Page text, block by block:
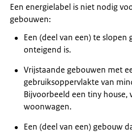
Een energielabel is niet nodig
gebouwen:
Een (deel van een) te slopen
onteigend is.
Vrijstaande gebouwen met
gebruiksoppervlakte van
Bijvoorbeeld een tiny house,
woonwagen.
Een (deel van een) gebouw